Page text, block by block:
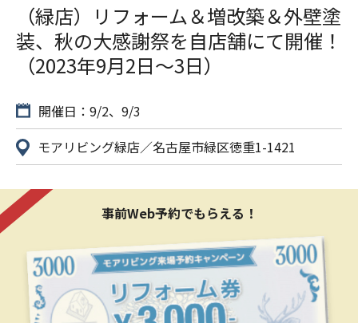
（緑店）リフォーム＆増改築＆外壁塗
装、秋の大感謝祭を自店舗にて開催！
（2023年9月2日〜3日）
開催日：9/2、9/3
モアリビング緑店／名古屋市緑区徳重1-1421
事前Web予約でもらえる！